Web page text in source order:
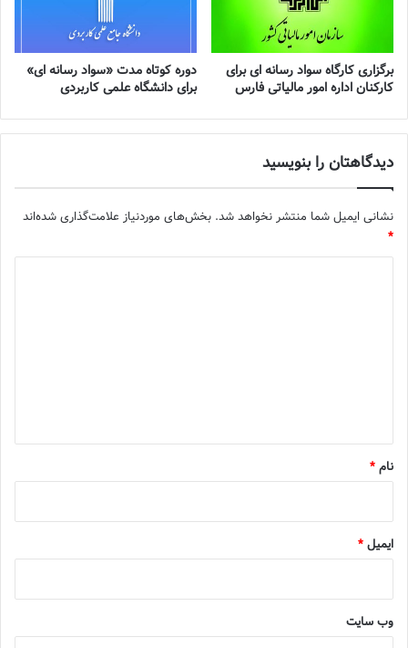
برگزاری کارگاه سواد رسانه ای برای
کارکنان اداره امور مالیاتی فارس
دوره کوتاه مدت «سواد رسانه ای»
برای دانشگاه علمی کاربردی
دیدگاهتان را بنویسید
نشانی ایمیل شما منتشر نخواهد شد. بخش‌های موردنیاز علامت‌گذاری شده‌اند
*
نام*
ایمیل*
وب‌ سایت